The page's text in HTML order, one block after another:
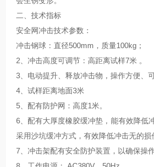
二
、技术指标
安全网冲击技术参数：
冲击钢球：直径500mm，质量100kg；
2、冲击高度可调节：高距离试样7米 。
3、电动提升、释放冲击物，操作方便、可
4、试样距离地面3米
5、配有防护网：高度1米。
6、配有大厚度橡胶缓冲垫，能有效降低
采用沙坑缓冲方式，有效降低冲击无的损
7、冲击架配有安全防护装置，以确保操